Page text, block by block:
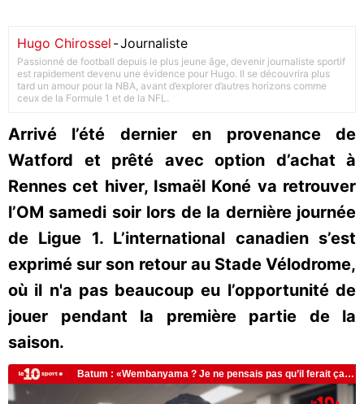
Hugo Chirossel -Journaliste
Passionné de football depuis le plus jeune âge, devenir journaliste sportif
est rapidement devenu une évidence pour Hugo. Il se découvrira plus
tard un amour pour la NBA, avant d’explorer d’autres horizons comme
ceux de la Formule 1 et de la NFL.
Arrivé l’été dernier en provenance de
Watford et prêté avec option d’achat à
Rennes cet hiver, Ismaël Koné va retrouver
l’OM samedi soir lors de la dernière journée
de Ligue 1. L’international canadien s’est
exprimé sur son retour au Stade Vélodrome,
où il n'a pas beaucoup eu l’opportunité de
jouer pendant la première partie de la
saison.